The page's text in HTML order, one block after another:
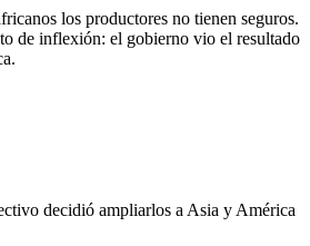
los productores no tienen seguros.
de inflexión: el gobierno vio el resultado
decidió ampliarlos a Asia y América